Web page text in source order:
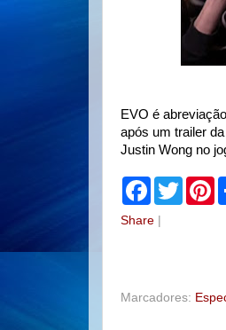
EVO é
após um trailer
Justin Wong no
F
e
T
w
P
t
Share
Marcadores: